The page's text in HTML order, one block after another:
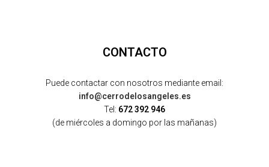
CONTACTO
Puede contactar con nosotros mediante email:
info@cerrodelosangeles.es
Tel: 672 392 946
(de miércoles a domingo por las mañanas)